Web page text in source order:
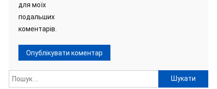
для моїх
подальших
коментарів.
Пошук: